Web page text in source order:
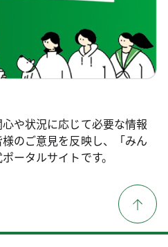
や状況に応じて必要な情報
のご意見を反映し、「みん
ータルサイトです。